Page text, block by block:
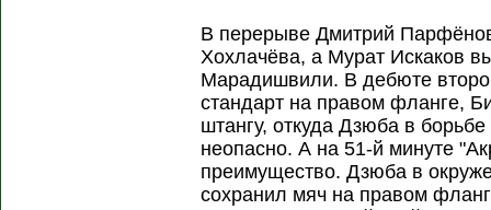
В перерыве Дмитрий
Хохлачёва, а Мурат Искаков
Марадишвили. В дебюте
стандарт на правом фланге,
штангу, откуда Дзюба в
неопасно. А на 51-й минуте
преимущество. Дзюба в
сохранил мяч на правом